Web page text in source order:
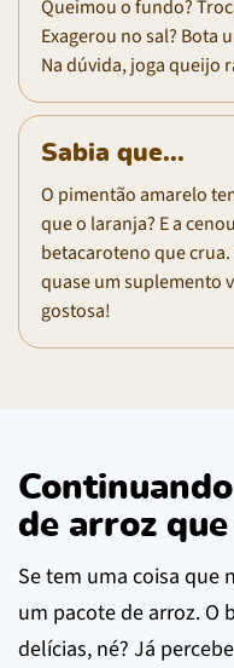
Queimou o fundo?
Exagerou no sal? Bota
Na dúvida, joga queijo
Sabia que...
O pimentão amarelo
que o laranja? E a
betacaroteno que crua.
quase um suplemento
gostosa!
de arroz
Se tem uma coisa que
um pacote de arroz. O
delícias, né? Já